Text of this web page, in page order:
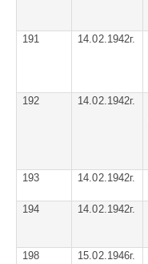
191
14.02.1942г.
192
14.02.1942г.
193
14.02.1942г.
194
14.02.1942г.
198
15.02.1946г.